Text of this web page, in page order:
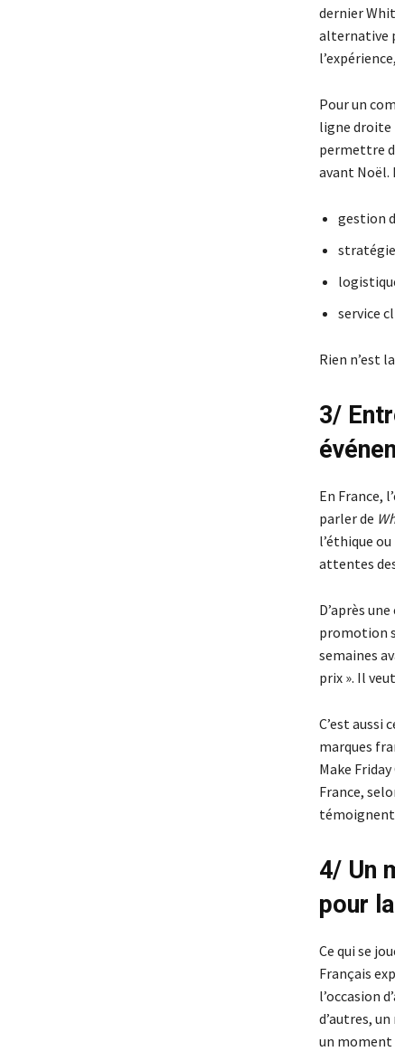
dernier
alternative
Pour un
ligne droite
permettre
avant Noël.
gestion
service
Rien n’est
3/
En France,
parler de
l’éthique
attentes
D’après
promotion
semaines
prix ». Il
C’est aussi
marques
Make
France,
témoignent
4/ Un
pour
Ce qui se
Français
l’occasion
d’autres,
un moment